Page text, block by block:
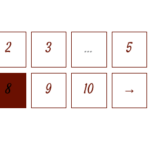
2 3 … 5
8 9 10 →